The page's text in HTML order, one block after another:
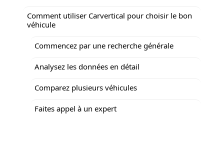
Comment utiliser Carvertical pour choisir le bon
véhicule
Commencez par une recherche générale
Analysez les données en détail
Comparez plusieurs véhicules
Faites appel à un expert